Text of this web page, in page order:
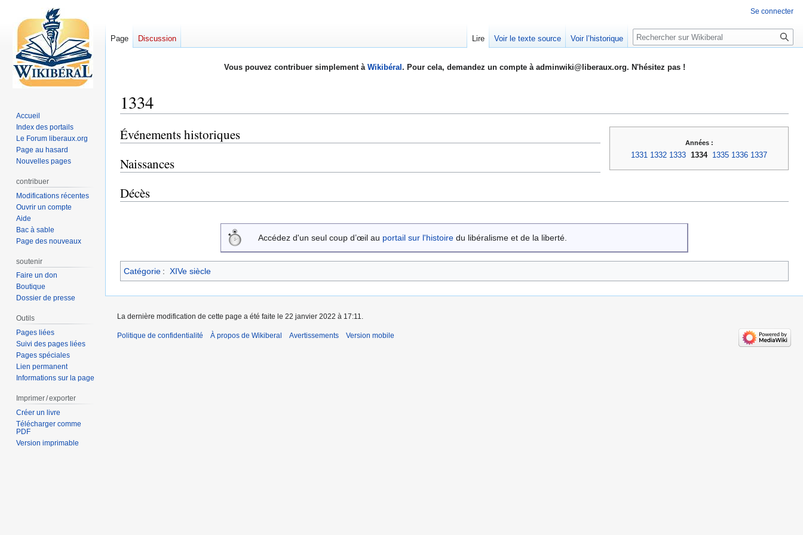
Vous pouvez contribuer simplement à Wikibéral . Pour cela, demandez un compte à adminwiki@liberaux.org. N'hésitez pas !
1334
Aller
à
la
navigation
Aller
à
la
recherche
Années :
1331 1332 1333 1334 1335 1336 1337
Événements historiques
Naissances
Décès
Accédez d'un seul coup d’œil au portail sur l'histoire du libéralisme et de la liberté.
Catégorie : XIVe siècle
Se connecter
Page Discussion Lire Voir le texte source Voir l’historique Rechercher
Accueil
Index des portails
Le Forum liberaux.org
Page au hasard
Nouvelles pages
contribuer
Modifications récentes
Ouvrir un compte
Aide
Bac à sable
Page des nouveaux
soutenir
Faire un don
Boutique
Dossier de presse
Outils
Pages liées
Suivi des pages liées
Pages spéciales
Lien permanent
Informations sur la page
Imprimer / exporter
Créer un livre
Télécharger comme
PDF
Version imprimable
La dernière modification de cette page a été faite le 22 janvier 2022 à 17:11.
Politique de confidentialité À propos de Wikiberal Avertissements Version mobile